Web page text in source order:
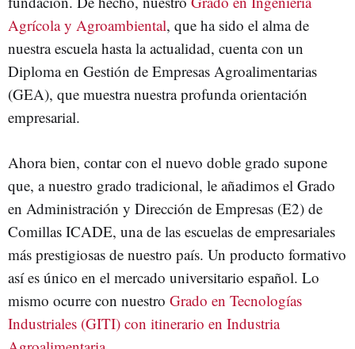
Agrícola y Agroambiental, que ha sido el alma de
nuestra escuela hasta la actualidad, cuenta con un
Diploma en Gestión de Empresas Agroalimentarias
(GEA), que muestra nuestra profunda orientación
empresarial.
Ahora bien, contar con el nuevo doble grado supone
que, a nuestro grado tradicional, le añadimos el Grado
en Administración y Dirección de Empresas (E2) de
Comillas ICADE, una de las escuelas de empresariales
más prestigiosas de nuestro país. Un producto formativo
así es único en el mercado universitario español. Lo
mismo ocurre con nuestro Grado en Tecnologías
Industriales (GITI) con itinerario en Industria